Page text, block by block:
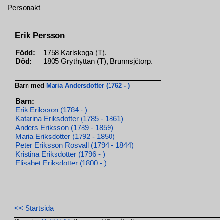
Personakt
Erik Persson
Född:
1758 Karlskoga (T).
Död:
1805 Grythyttan (T), Brunnsjötorp.
Barn med Maria Andersdotter (1762 - )
Barn:
Erik Eriksson (1784 - )
Katarina Eriksdotter (1785 - 1861)
Anders Eriksson (1789 - 1859)
Maria Eriksdotter (1792 - 1850)
Peter Eriksson Rosvall (1794 - 1844)
Kristina Eriksdotter (1796 - )
Elisabet Eriksdotter (1800 - )
<< Startsida